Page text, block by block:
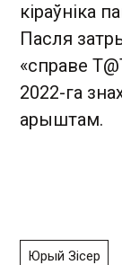
кіраўніка
Пасля
«справе
2022-га
арыштам.
Юрый Зісер